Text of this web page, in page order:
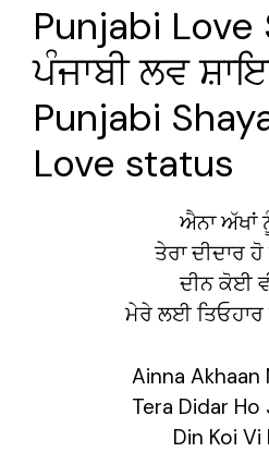
Punjabi Love
ਪੰਜਾਬੀ ਲਵ
Punjabi
Love status
ਐਨਾ ਅੱਖਾਂ
ਤੇਰਾ ਦੀਦਾਰ
ਦੀਨ ਕੋਈ
ਮੇਰੇ ਲਈ ਤਿਓਹਾਰ
Ainna Akhaan
Tera Didar Ho
Din Koi Vi